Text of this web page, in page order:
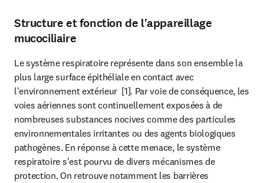
Structure et fonction de l'appareillage
mucociliaire
Le système respiratoire représente dans son ensemble la
plus large surface épithéliale en contact avec
l'environnement extérieur  [1]. Par voie de conséquence, les
voies aériennes sont continuellement exposées à de
nombreuses substances nocives comme des particules
environnementales irritantes ou des agents biologiques
pathogènes. En réponse à cette menace, le système
respiratoire s'est pourvu de divers mécanismes de
protection. On retrouve notamment les barrières